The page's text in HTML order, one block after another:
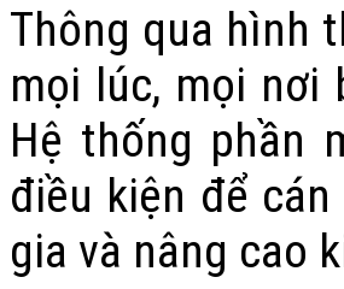
Thông qua hình
mọi lúc, mọi
Hệ thống phần
điều kiện để
gia và nâng cao